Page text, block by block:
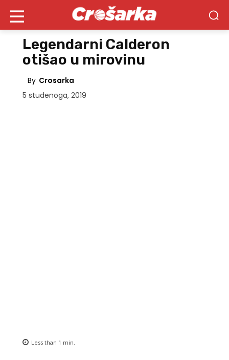
Legendarni Calderon
otišao u mirovinu
By Crosarka
5 studenoga, 2019
Less than 1 min.